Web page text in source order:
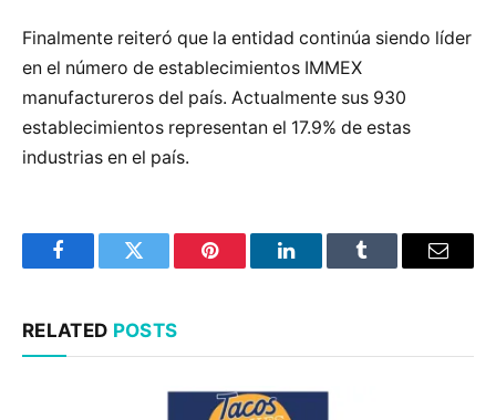
Finalmente reiteró que la entidad continúa siendo líder
en el número de establecimientos IMMEX
manufactureros del país. Actualmente sus 930
establecimientos representan el 17.9% de estas
industrias en el país.
FacebookTwitter Pinterest LinkedInTumblr Email
RELATED POSTS